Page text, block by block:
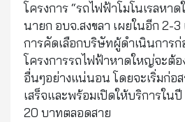
โครงการ “รถไฟฟ้าโมโนเรลหา
นายก อบจ.สงขลา เผยในอีก 2-
การคัดเลือกบริษัทผู้ดำเนินการ
โครงการรถไฟฟ้าหาดใหญ่จะต้
อื่นๆอย่างแน่นอน โดยจะเริ่มก่อ
เสร็จและพร้อมเปิดให้บริการใน
20 บาทตลอดสาย